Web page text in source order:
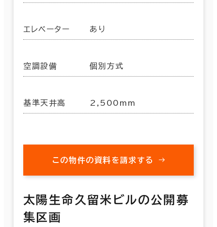
エレベーター あり
空調設備 個別方式
基準天井高 2,500mm
この物件の資料を請求する
太陽生命久留米ビルの公開募
集区画